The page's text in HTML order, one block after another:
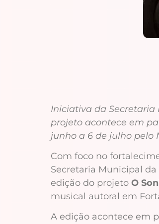
Iniciativa da
projeto acontece em
junho a 6 de julho pelo
Com foco no
Secretaria Municipal
edição do projeto O
musical autoral em
A edição acontece em